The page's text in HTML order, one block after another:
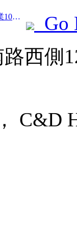
Prev:上海ディズニーリゾートは開業10周年を迎え、これまでに1億人以上の来場者数を記録した。
Go
西側
C&D